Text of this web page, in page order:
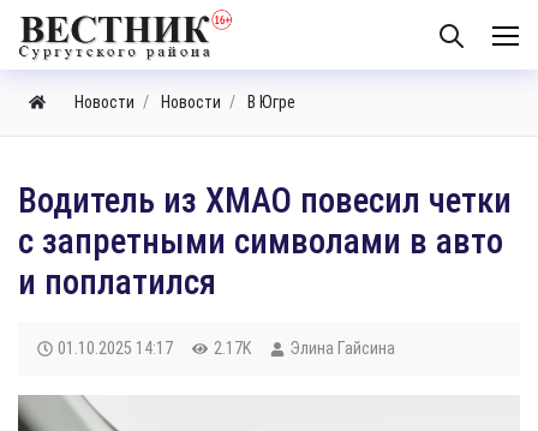
Новости Новости В Югре
Водитель из ХМАО повесил четки
с запретными символами в авто
и поплатился
01.10.2025 14:17 2.17K Элина Гайсина